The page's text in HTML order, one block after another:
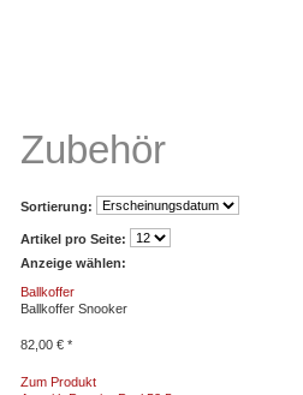
Zubehör
Sortierung:
Artikel pro Seite:
Anzeige wählen:
Ballkoffer
Ballkoffer Snooker
82,00 € *
Zum Produkt